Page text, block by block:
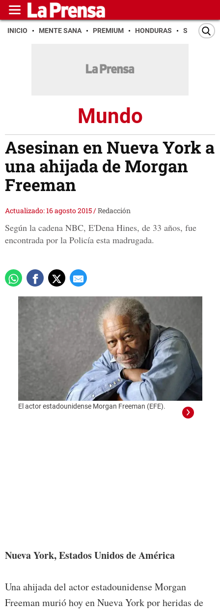
INICIO MENTE SANA PREMIUM HONDURAS SAN PEDRO
Mundo
Asesinan en Nueva York a
una ahijada de Morgan
Freeman
Actualizado: 16 agosto 2015/Redacción
Según la cadena NBC, E'Dena Hines, de 33 años, fue
encontrada por la Policía esta madrugada.
El actor estadounidense Morgan Freeman (EFE).
Nueva York, Estados Unidos de América
Una ahijada del actor estadounidense Morgan
Freeman murió hoy en Nueva York por heridas de